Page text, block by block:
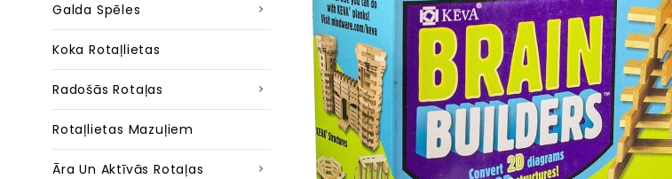
Galda Spēles
Koka Rotaļlietas
Radošās Rotaļas
Rotaļlietas Mazuļiem
Āra Un Aktīvās Rotaļas